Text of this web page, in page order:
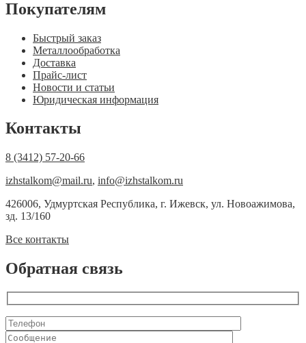
Покупателям
Быстрый заказ
Металлообработка
Доставка
Прайс-лист
Новости и статьи
Юридическая информация
Контакты
8 (3412) 57-20-66
izhstalkom@mail.ru, info@izhstalkom.ru
426006, Удмуртская Республика, г. Ижевск, ул. Новоажимова,
зд. 13/160
Все контакты
Обратная связь